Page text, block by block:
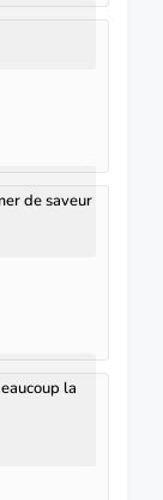
de saveur
la